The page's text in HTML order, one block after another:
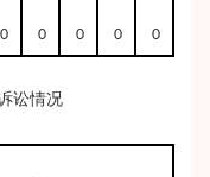
0 0 0 0 0
讼情况